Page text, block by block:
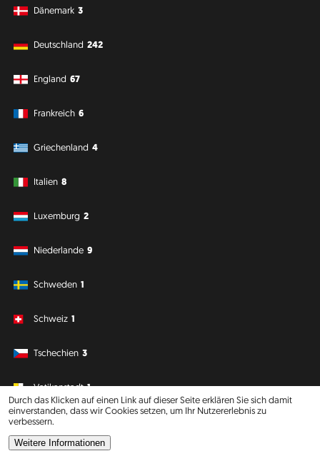
Durch das Klicken auf einen Link auf dieser Seite erklären Sie sich damit
einverstanden, dass wir Cookies setzen, um Ihr Nutzererlebnis zu
verbessern.
Weitere Informationen
Dänemark 3
Deutschland 242
England 67
Frankreich 6
Griechenland 4
Italien 8
Luxemburg 2
Niederlande 9
Schweden 1
Schweiz 1
Tschechien 3
Vatikanstadt 1
Südamerika
Philipp J. Conrad ·